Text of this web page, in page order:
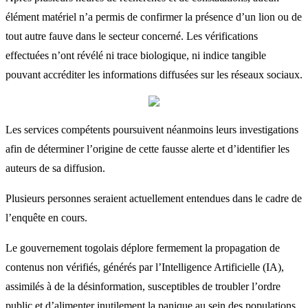
élément matériel n’a permis de confirmer la présence d’un lion ou de
tout autre fauve dans le secteur concerné. Les vérifications
effectuées n’ont révélé ni trace biologique, ni indice tangible
pouvant accréditer les informations diffusées sur les réseaux sociaux.
Les services compétents poursuivent néanmoins leurs investigations
afin de déterminer l’origine de cette fausse alerte et d’identifier les
auteurs de sa diffusion.
Plusieurs personnes seraient actuellement entendues dans le cadre de
l’enquête en cours.
Le gouvernement togolais déplore fermement la propagation de
contenus non vérifiés, générés par l’Intelligence Artificielle (IA),
assimilés à de la désinformation, susceptibles de troubler l’ordre
public et d’alimenter inutilement la panique au sein des populations.